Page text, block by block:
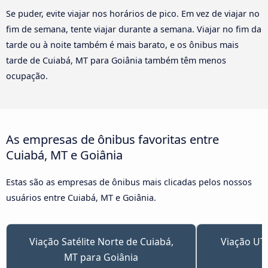
Se puder, evite viajar nos horários de pico. Em vez de viajar no
fim de semana, tente viajar durante a semana. Viajar no fim da
tarde ou à noite também é mais barato, e os ônibus mais
tarde de Cuiabá, MT para Goiânia também têm menos
ocupação.
As empresas de ônibus favoritas entre
Cuiabá, MT e Goiânia
Estas são as empresas de ônibus mais clicadas pelos nossos
usuários entre Cuiabá, MT e Goiânia.
Viação Satélite Norte de Cuiabá,
MT para Goiânia
Viação